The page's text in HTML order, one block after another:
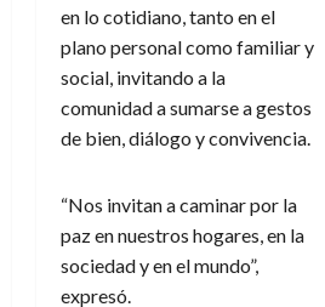
en lo cotidiano, tanto en el
plano personal como familiar y
social, invitando a la
comunidad a sumarse a gestos
de bien, diálogo y convivencia.
“Nos invitan a caminar por la
paz en nuestros hogares, en la
sociedad y en el mundo”,
expresó.